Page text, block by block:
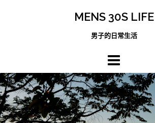
MENS 30S LIFE
男子的日常生活